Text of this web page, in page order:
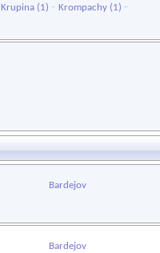
Krupina (1) - Krompachy (1) -
Bardejov
Bardejov